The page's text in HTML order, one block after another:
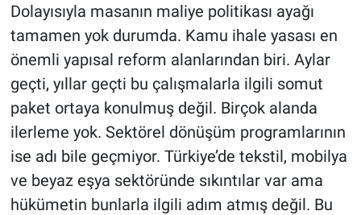
Dolayısıyla masanın maliye politikası ayağı
tamamen yok durumda. Kamu ihale yasası en
önemli yapısal reform alanlarından biri. Aylar
geçti, yıllar geçti bu çalışmalarla ilgili somut
paket ortaya konulmuş değil. Birçok alanda
ilerleme yok. Sektörel dönüşüm programlarının
ise adı bile geçmiyor. Türkiye’de tekstil, mobilya
ve beyaz eşya sektöründe sıkıntılar var ama
hükümetin bunlarla ilgili adım atmış değil. Bu